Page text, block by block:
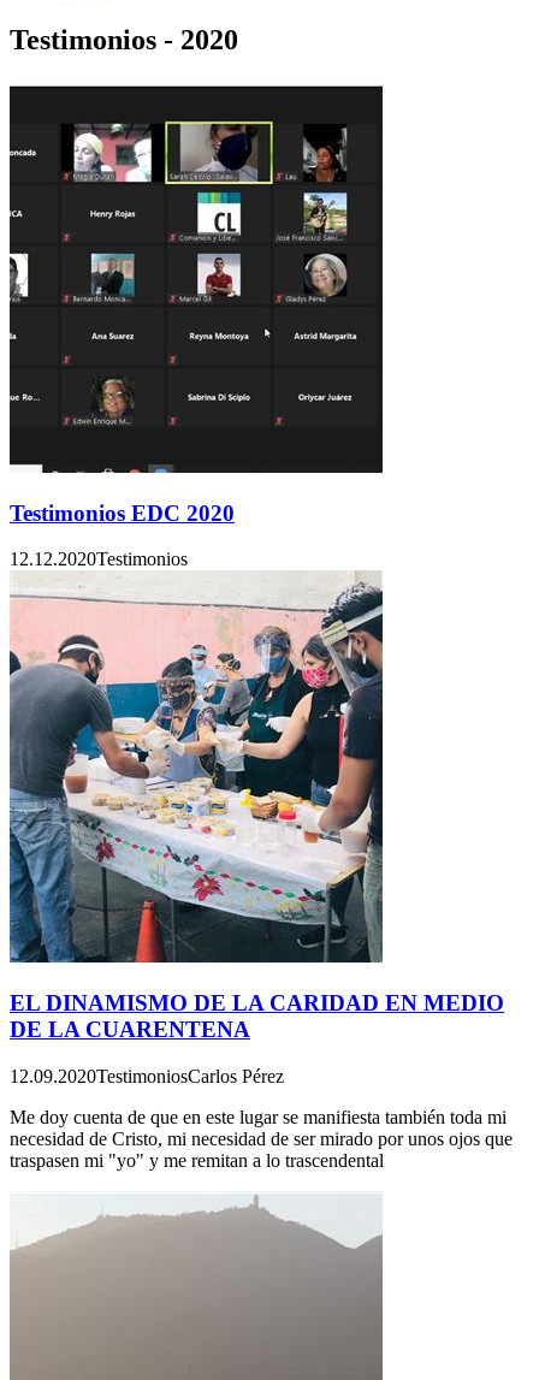
Testimonios - 2020
Testimonios EDC 2020
12.12.2020Testimonios
EL DINAMISMO DE LA CARIDAD EN MEDIO
DE LA CUARENTENA
12.09.2020TestimoniosCarlos Pérez
Me doy cuenta de que en este lugar se manifiesta también toda mi
necesidad de Cristo, mi necesidad de ser mirado por unos ojos que
traspasen mi "yo" y me remitan a lo trascendental